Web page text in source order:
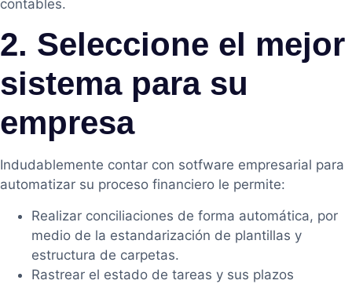
contables.
2. Seleccione el mejor
sistema para su
empresa
Indudablemente contar con sotfware empresarial para
automatizar su proceso financiero le permite:
Realizar conciliaciones de forma automática, por
medio de la estandarización de plantillas y
estructura de carpetas.
Rastrear el estado de tareas y sus plazos